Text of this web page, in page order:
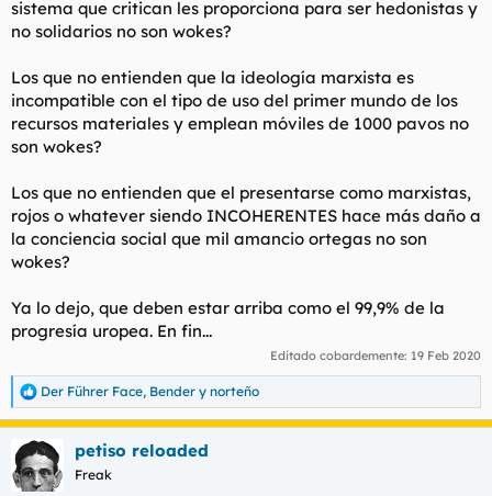
sistema que critican les proporciona para ser hedonistas y
no solidarios no son wokes?
Los que no entienden que la ideología marxista es
incompatible con el tipo de uso del primer mundo de los
recursos materiales y emplean móviles de 1000 pavos no
son wokes?
Los que no entienden que el presentarse como marxistas,
rojos o whatever siendo INCOHERENTES hace más daño a
la conciencia social que mil amancio ortegas no son
wokes?
Ya lo dejo, que deben estar arriba como el 99,9% de la
progresía uropea. En fin...
Editado cobardemente: 19 Feb 2020
R
e
c
c
i
Der Führer Face, Bender y norteño
petiso reloaded
Freak